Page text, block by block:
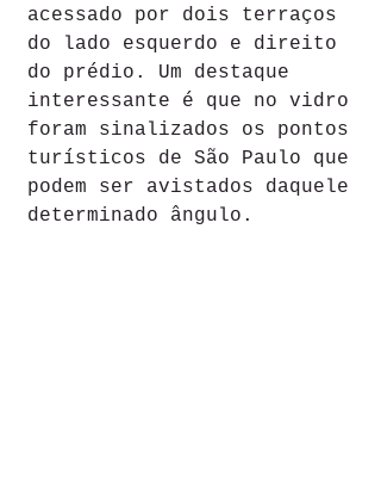
acessado por dois terraços
do lado esquerdo e direito
do prédio. Um destaque
interessante é que no vidro
foram sinalizados os pontos
turísticos de São Paulo que
podem ser avistados daquele
determinado ângulo.